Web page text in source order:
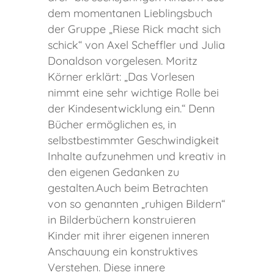
dem momentanen Lieblingsbuch
der Gruppe „Riese Rick macht sich
schick“ von Axel Scheffler und Julia
Donaldson vorgelesen. Moritz
Körner erklärt: „Das Vorlesen
nimmt eine sehr wichtige Rolle bei
der Kindesentwicklung ein.“ Denn
Bücher ermöglichen es, in
selbstbestimmter Geschwindigkeit
Inhalte aufzunehmen und kreativ in
den eigenen Gedanken zu
gestalten.Auch beim Betrachten
von so genannten „ruhigen Bildern“
in Bilderbüchern konstruieren
Kinder mit ihrer eigenen inneren
Anschauung ein konstruktives
Verstehen. Diese innere